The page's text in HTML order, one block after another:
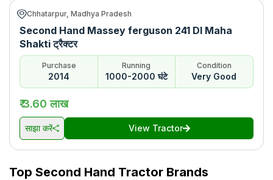
Chhatarpur, Madhya Pradesh
Second Hand Massey ferguson 241 DI Maha
Shakti ट्रैक्टर
Purchase
2014
Running
1000-2000 घंटे
Condition
Very Good
₹ 3.60 लाख
साझा करें View Tractor
Top Second Hand Tractor Brands